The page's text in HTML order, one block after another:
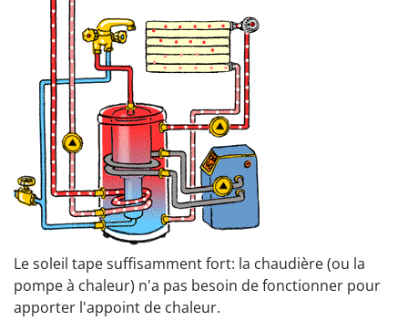
Le soleil tape suffisamment fort: la chaudière (ou la
pompe à chaleur) n'a pas besoin de fonctionner pour
apporter l'appoint de chaleur.